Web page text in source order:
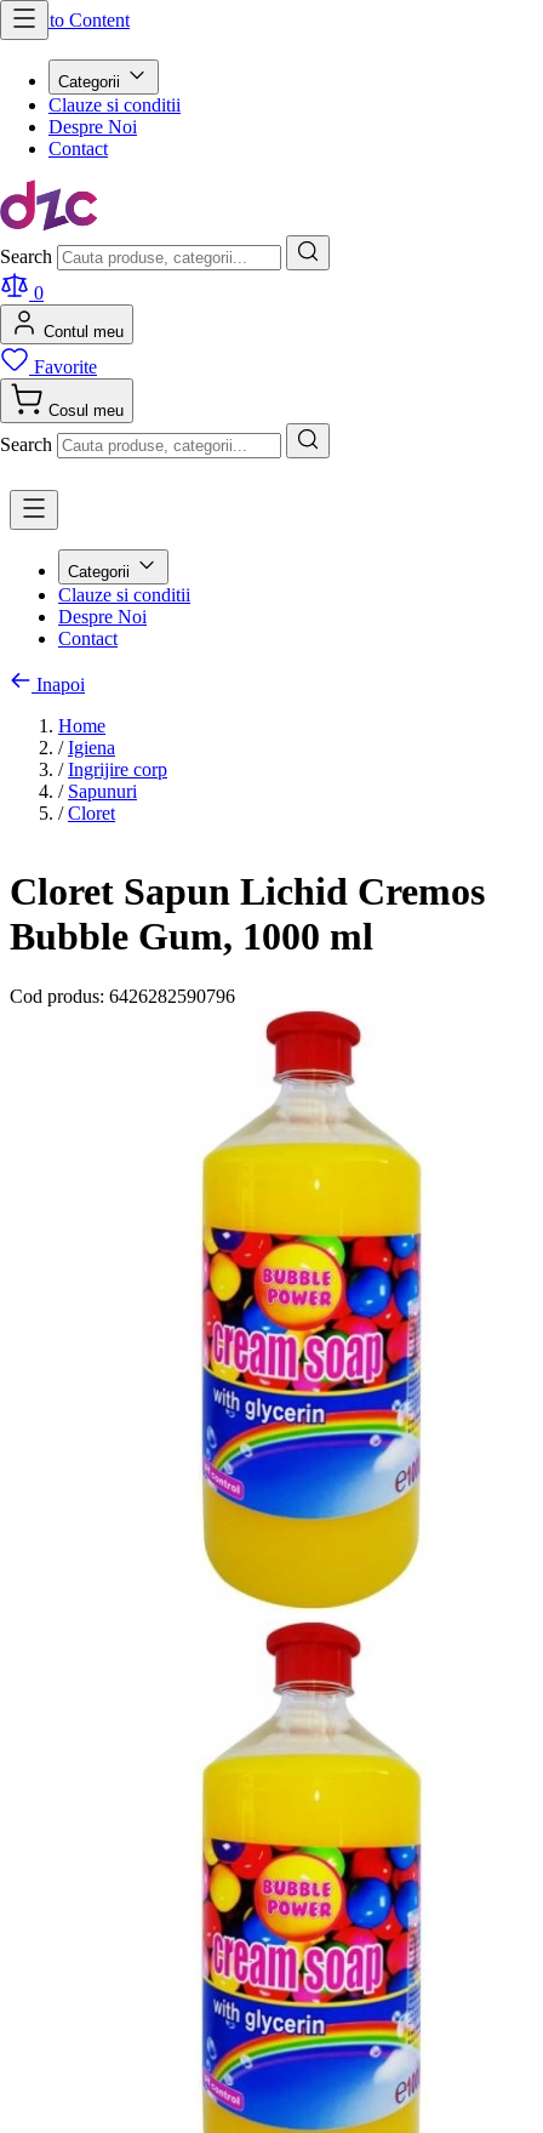
Skip to Content
Categorii
Clauze si conditii
Despre Noi
Contact
Search
0
Contul meu
Favorite
Cosul meu
Search
Categorii
Clauze si conditii
Despre Noi
Contact
Inapoi
Home
/ Igiena
/ Ingrijire corp
/ Sapunuri
/ Cloret
Cloret Sapun Lichid Cremos
Bubble Gum, 1000 ml
Cod produs: 6426282590796